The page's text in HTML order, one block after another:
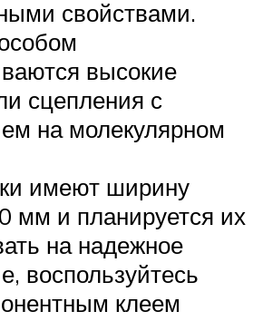
свойствами.
высокие
сцепления с
на молекулярном
имеют ширину
мм и планируется их
на надежное
воспользуйтесь
клеем